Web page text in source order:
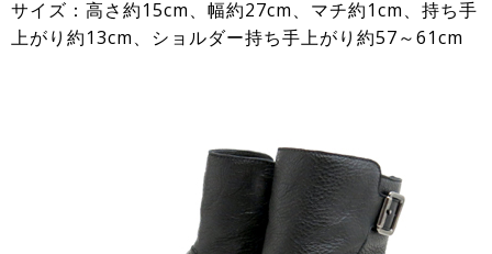
サイズ：高さ約15cm、幅約27cm、マチ約1cm、持ち手
上がり約13cm、ショルダー持ち手上がり約57～61cm